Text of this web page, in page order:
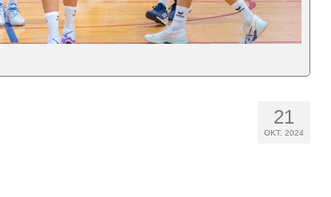
21
OKT. 2024